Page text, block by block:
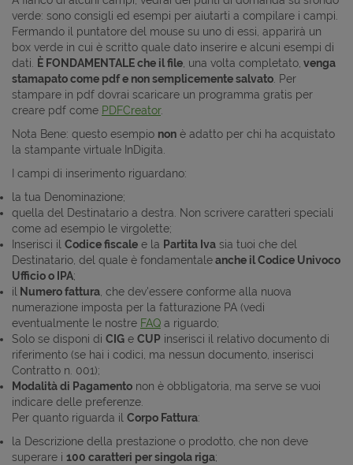
verde: sono consigli ed esempi per aiutarti a compilare i campi.
Fermando il puntatore del mouse su uno di essi, apparirà un
box verde in cui è scritto quale dato inserire e alcuni esempi di
dati.
È FONDAMENTALE che il file , una volta completato, venga
stamapato come pdf e non semplicemente salvato . Per
stampare in pdf dovrai scaricare un programma gratis per
creare pdf come PDFCreator.
Nota Bene: questo esempio non è adatto per chi ha acquistato
la stampante virtuale InDigita.
I campi di inserimento riguardano:
la tua Denominazione;
quella del Destinatario a destra. Non scrivere caratteri speciali
come ad esempio le virgolette;
Inserisci il Codice fiscale e la Partita Iva sia tuoi che del
Destinatario, del quale è fondamentaleanche il Codice Univoco
Ufficio o IPA;
il
Numero fattura , che dev'essere conforme alla nuova
numerazione imposta per la fatturazione PA (vedi
eventualmente le nostre FAQ a riguardo;
Solo se disponi di CIG e CUP inserisci il relativo documento di
riferimento (se hai i codici, ma nessun documento, inserisci
Contratto n. 001);
Modalità di Pagamento non è obbligatoria, ma serve se vuoi
indicare delle preferenze.
Per quanto riguarda il Corpo Fattura:
la Descrizione della prestazione o prodotto, che non deve
superare i 100 caratteri per singola riga;